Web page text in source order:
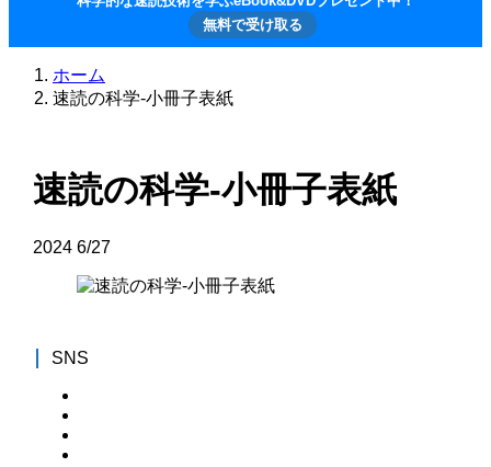
無料で受け取る
ホーム
速読の科学-小冊子表紙
速読の科学-小冊子表紙
2024 6/27
SNS